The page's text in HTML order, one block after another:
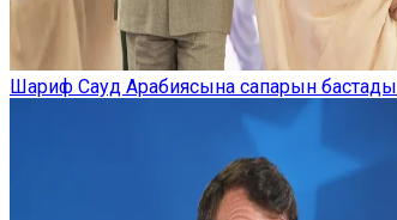
Шариф Сауд Арабиясына сапарын бастады